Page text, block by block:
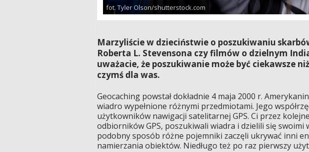
fot. Tyler Olson/shutterstock.com
Marzyliście w dzieciństwie o poszukiwaniu
Roberta L. Stevensona czy filmów o dzielnym
uważacie, że poszukiwanie może być ciekawsze
czymś dla was.
Geocaching powstał dokładnie 4 maja 2000 r.
wiadro wypełnione różnymi przedmiotami. Jego
użytkowników nawigacji satelitarnej GPS. Ci przez
odbiorników GPS, poszukiwali wiadra i dzielili się
podobny sposób różne pojemniki zaczęli ukrywać inni
namierzania obiektów. Niedługo też po raz pierwszy